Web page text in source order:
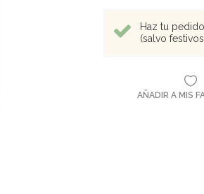
Haz tu
(salvo
AÑADIR A MIS